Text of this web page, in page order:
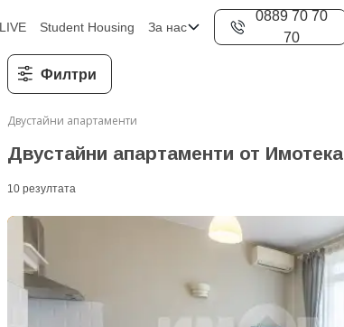
Student Housing За нас
0889 70 70
70
Филтри
Двустайни апартаменти
Двустайни апартаменти от Имотека
10 резултатa